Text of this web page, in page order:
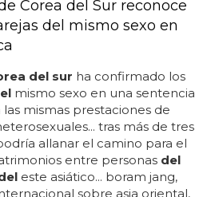
PERSONAS DEL MISMO SEXO SON
EJÉRCITO
como violación el sexo